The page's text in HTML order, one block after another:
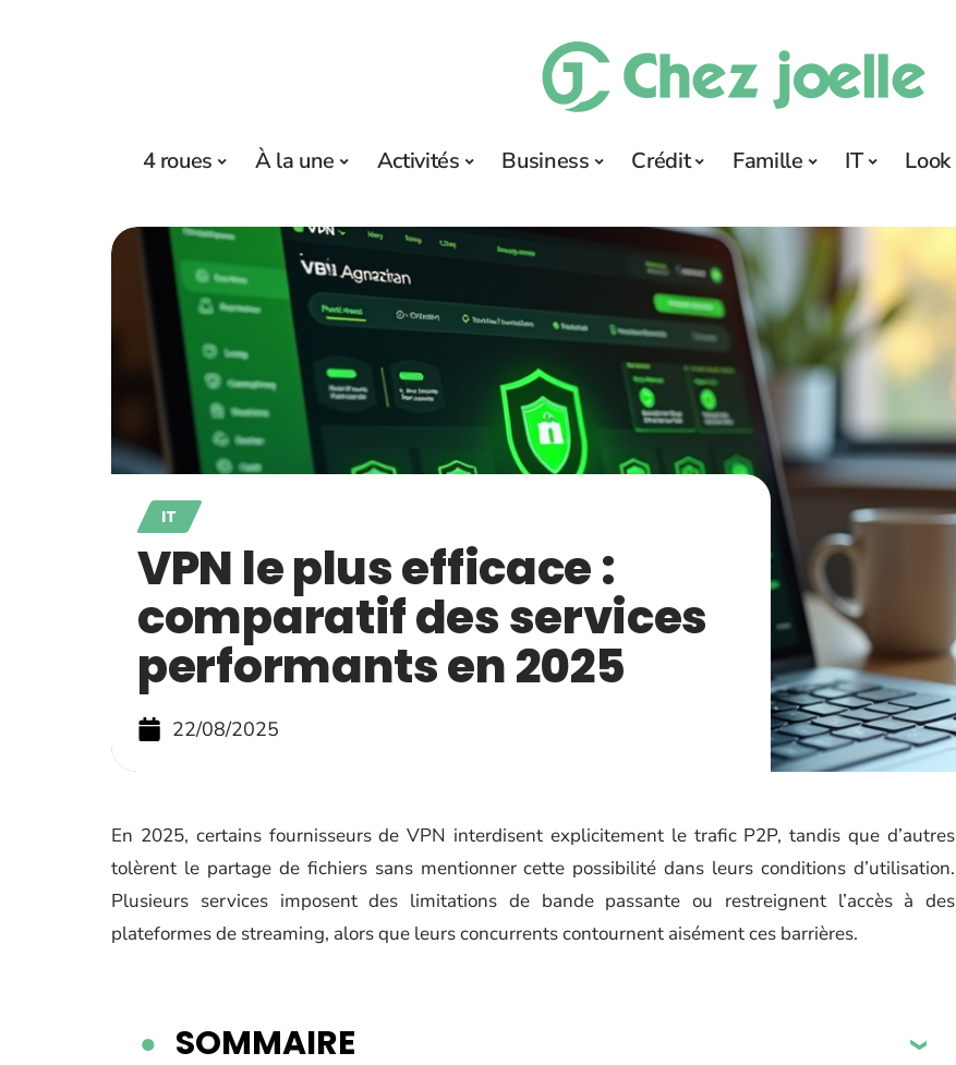
4 roues À la une Activités Business Crédit Famille IT Look
IT
VPN le plus efficace :
comparatif des services
performants en 2025
22/08/2025
En 2025, certains fournisseurs de VPN interdisent explicitement le trafic P2P, tandis que d’autres
tolèrent le partage de fichiers sans mentionner cette possibilité dans leurs conditions d’utilisation.
Plusieurs services imposent des limitations de bande passante ou restreignent l’accès à des
plateformes de streaming, alors que leurs concurrents contournent aisément ces barrières.
SOMMAIRE